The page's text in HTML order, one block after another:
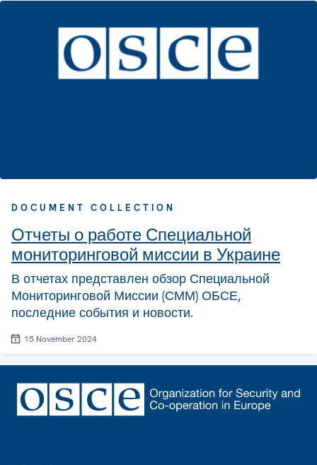
DOCUMENT COLLECTION
Отчеты о работе Специальной
мониторинговой миссии в Украине
В отчетах представлен обзор Специальной
Мониторинговой Миссии (СММ) ОБСЕ,
последние события и новости.
15 November 2024